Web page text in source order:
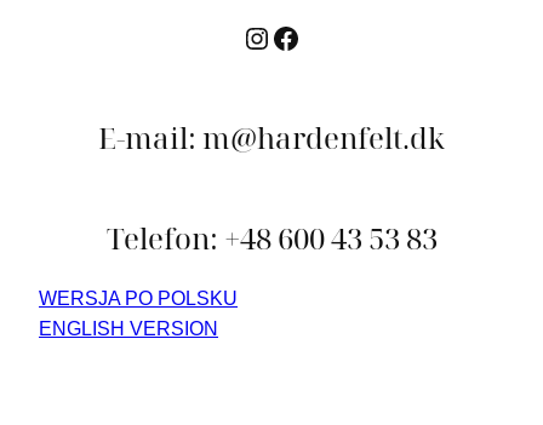
Instagram
Facebook
E-mail: m@hardenfelt.dk
Telefon: +48 600 43 53 83
WERSJA PO POLSKU
ENGLISH VERSION